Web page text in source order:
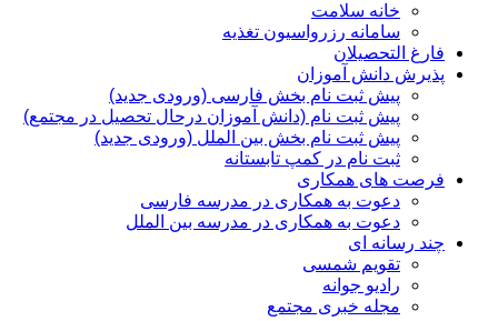
خانه سلامت
سامانه رزرواسیون تغذیه
فارغ التحصیلان
پذیرش دانش آموزان
پیش ثبت نام بخش فارسی (ورودی جدید)
پیش ثبت نام (دانش آموزان درحال تحصیل در مجتمع)
پیش ثبت نام بخش بین الملل (ورودی جدید)
ثبت نام در کمپ تابستانه
فرصت های همکاری
دعوت به همکاری در مدرسه فارسی
دعوت به همکاری در مدرسه بین الملل
چند رسانه ای
تقویم شمسی
رادیو جوانه
مجله خبری مجتمع